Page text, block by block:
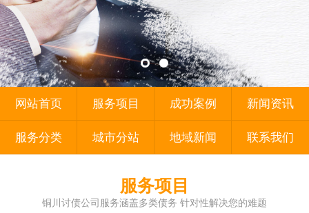
网站首页 服务项目 成功案例 新闻资讯
服务分类 城市分站 地域新闻 联系我们
服务项目
铜川讨债公司服务涵盖多类债务 针对性解决您的难题